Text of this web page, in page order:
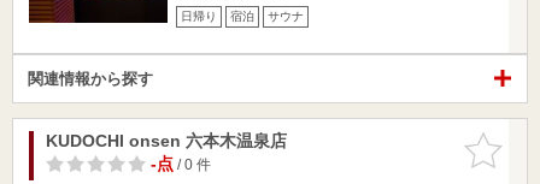
日帰り 宿泊 サウナ
関連情報から探す
お気に入
りに追加
KUDOCHI onsen 六本木温泉店
-点/ 0 件